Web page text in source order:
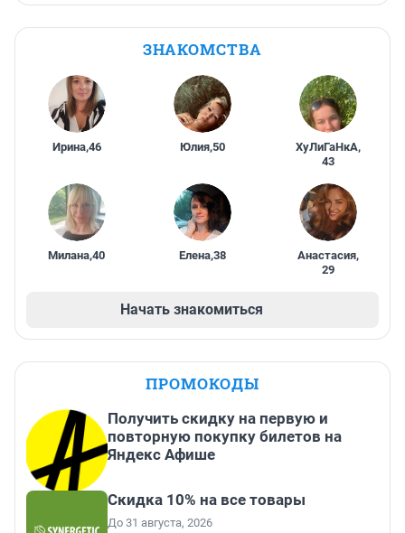
ЗНАКОМСТВА
Ирина,46 Юлия,50 ХуЛиГаНкА,
43
Милана,40 Елена,38 Анастасия,
29
Начать знакомиться
ПРОМОКОДЫ
Получить скидку на первую и
повторную покупку билетов на
Яндекс Афише
Скидка 10% на все товары
До 31 августа, 2026